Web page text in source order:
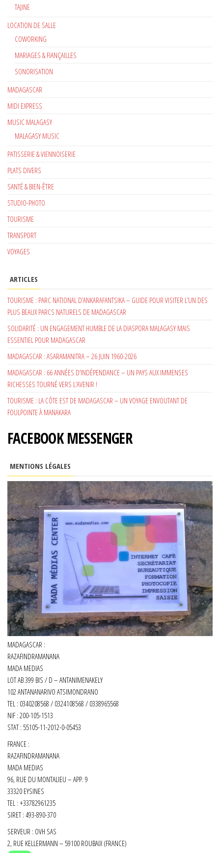
TAJINE
LOCATION DE SALLE
COWORKING
MARIAGES & FIANÇAILLES
SONORISATION
MADAGASCAR
MIDI EXPRESS
MUSIC MALAGASY
MALAGASY MUSIC
PATISSERIE & VIENNOISERIE
PLATS DIVERS
SANTÉ & BIEN-ÊTRE
STUDIO-PHOTO
TOURISME
TRANSPORT
VOYAGES
ARTICLES
TOURISME : PARC NATIONAL D’ANKARAFANTSIKA – GUIDE POUR VISITER L’UN DES
PLUS BEAUX PARCS NATURELS DE MADAGASCAR
SOLIDARITÉ : UN ENGAGEMENT HUMBLE DE LA DIASPORA MALAGASY MAIS
ESSENTIEL POUR MADAGASCAR
MADAGASCAR : ASARAMANITRA – 26 JUIN 1960-2026
MADAGASCAR : 66 ANNÉES D’INDÉPENDANCE – UN PAYS AUX IMMENSES
RICHESSES TOURNÉ VERS L’AVENIR !
TOURISME : LA CÔTE EST DE MADAGASCAR – UN VOYAGE ENVOUTANT DE
FOULPOINTE À MANAKARA
FACEBOOK MESSENGER
MENTIONS LÉGALES
MADAGASCAR :
RAZAFINDRAMANANA
MADA MEDIAS
LOT AB 399 BIS / D – ANTANIMENAKELY
102 ANTANANARIVO ATSIMONDRANO
TEL : 0340208568 / 0324108568 / 0338965568
NIF : 200-105-1513
STAT : 55105-11-2012-0-05453
FRANCE :
RAZAFINDRAMANANA
MADA MEDIAS
96, RUE DU MONTALIEU – APP. 9
33320 EYSINES
TEL : +33782961235
SIRET : 493-890-370
SERVEUR : OVH SAS
2, RUE KELLERMANN – 59100 ROUBAIX (FRANCE)